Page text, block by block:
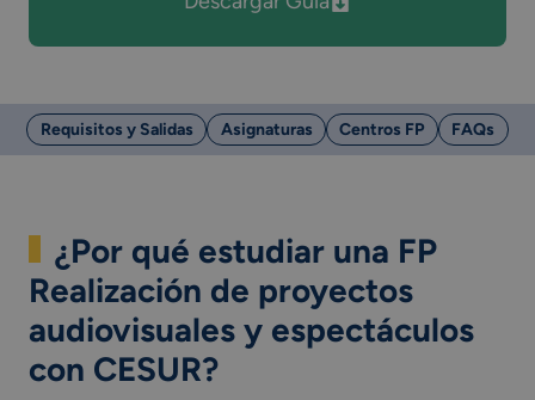
Requisitos y Salidas Asignaturas Centros FP FAQs
¿Por qué estudiar una FP
Realización de proyectos
audiovisuales y espectáculos
con CESUR?